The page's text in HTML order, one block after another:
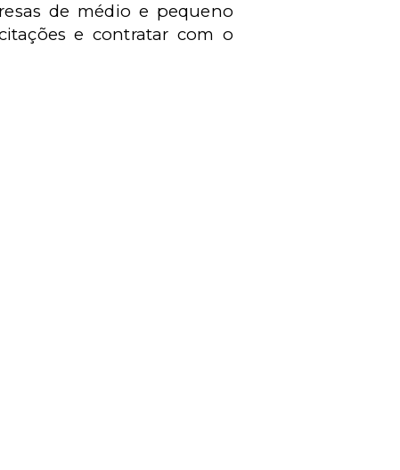
de médio e pequeno
e contratar com o